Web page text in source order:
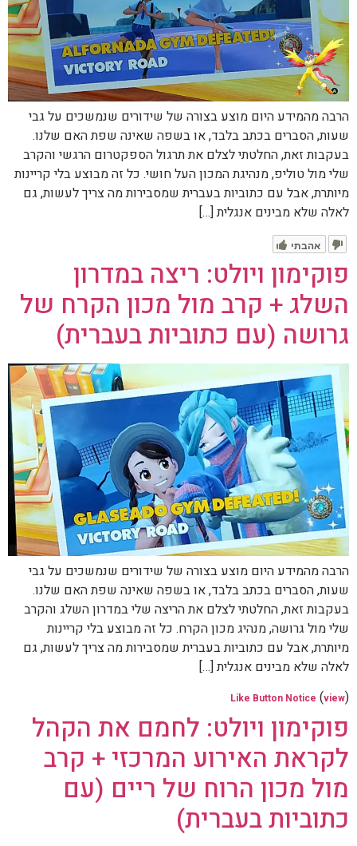
הרבה מהמידע היום מוצע בצורה של שידורים שנמשכים על גבי
שעות, הסברים בכתב בלבד, או בשפה שאינה שפת האם שלנו.
בעקבות זאת, החלטתי לצלם את תרגול הספקטרום הרגשי והקרב
שלי מול טוליפ, מנהיגת המכון העל חושי. כל זה מבוצע בלי קריינות
מיותרת, אבל עם כתוביות בעברית שמסבירות מה צריך לעשות, גם
לאלה שלא מבינים אנגלית […]
אהבתי
פוקימון ויולט: ריצה במדרון
השלג + קרב מול מכון הקרח של
גרושה (עם כתוביות בעברית)
הרבה מהמידע היום מוצע בצורה של שידורים שנמשכים על גבי
שעות, הסברים בכתב בלבד, או בשפה שאינה שפת האם שלנו.
בעקבות זאת, החלטתי לצלם את הריצה שלי במדרון השלג והקרב
שלי מול גרושה, מנהיג מכון הקרח. כל זה מבוצע בלי קריינות
מיותרת, אבל עם כתוביות בעברית שמסבירות מה צריך לעשות, גם
לאלה שלא מבינים אנגלית […]
Like Button Notice (view)
פוקימון ויולט: לחמם את הקהל
לקראת האירוע המרכזי + קרב
מול מכון הרוח של ריים (עם
כתוביות בעברית)